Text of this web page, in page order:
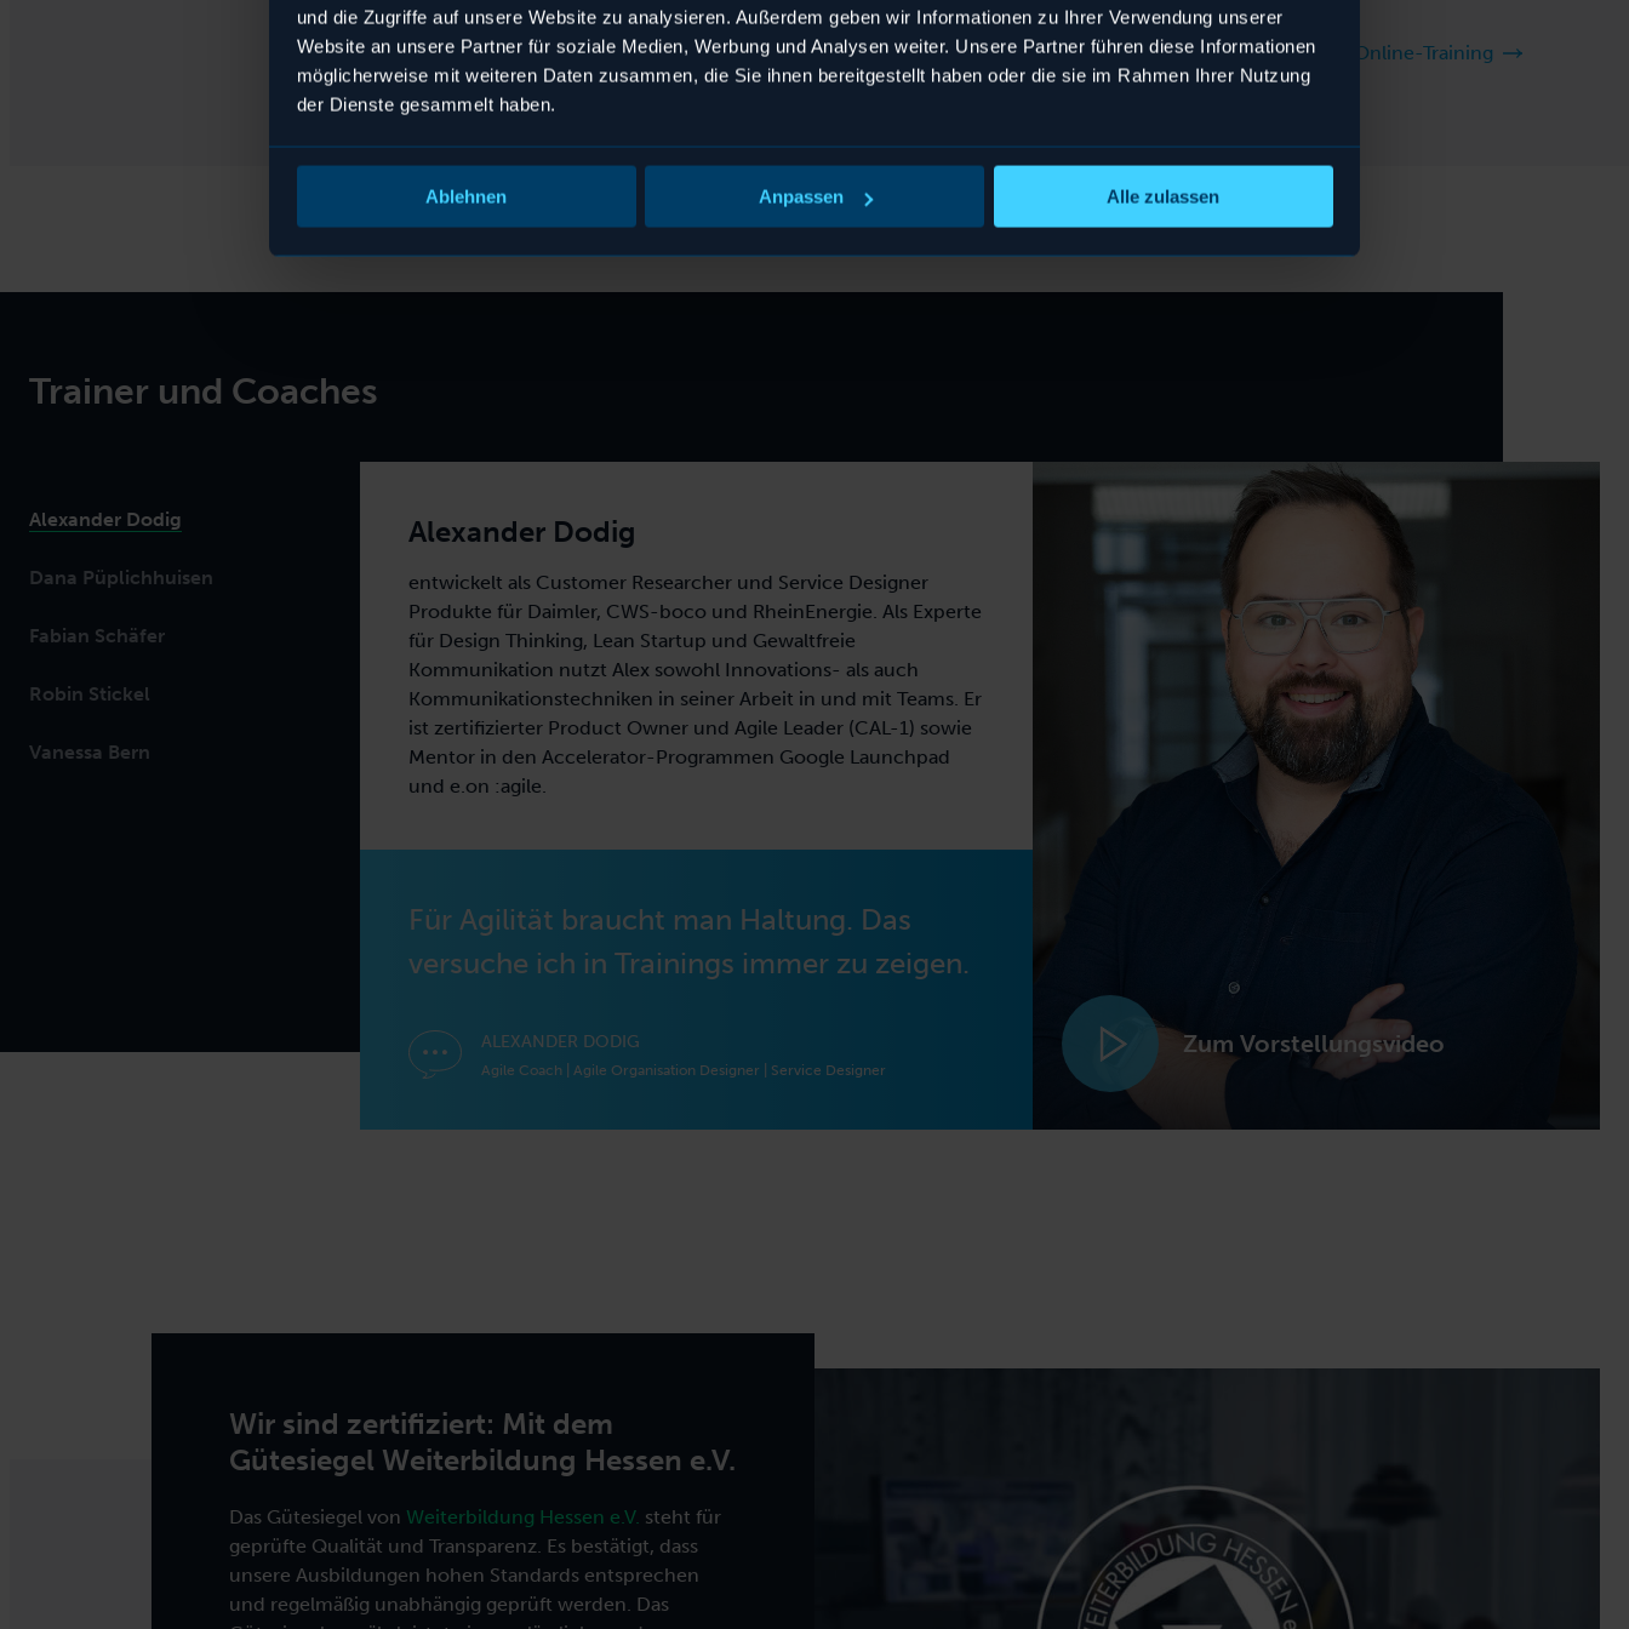
und die Zugriffe auf unsere Website zu analysieren. Außerdem geben wir Informationen zu Ihrer Verwendung unserer
Website an unsere Partner für soziale Medien, Werbung und Analysen weiter. Unsere Partner führen diese Informationen
möglicherweise mit weiteren Daten zusammen, die Sie ihnen bereitgestellt haben oder die sie im Rahmen Ihrer Nutzung
der Dienste gesammelt haben.
Ablehnen Anpassen Alle zulassen
anzusehen.
Zum Agile Leadership Training
Zum Agile Leadership Online-Training
Trainer und Coaches
Alexander Dodig
Dana Püplichhuisen
Fabian Schäfer
Robin Stickel
Vanessa Bern
Alexander Dodig
entwickelt als Customer Researcher und Service Designer
Produkte für Daimler, CWS-boco und RheinEnergie. Als Experte
für Design Thinking, Lean Startup und Gewaltfreie
Kommunikation nutzt Alex sowohl Innovations- als auch
Kommunikationstechniken in seiner Arbeit in und mit Teams. Er
ist zertifizierter Product Owner und Agile Leader (CAL-1) sowie
Mentor in den Accelerator-Programmen Google Launchpad
und e.on :agile.
Für Agilität braucht man Haltung. Das
versuche ich in Trainings immer zu zeigen.
ALEXANDER DODIG
Agile Coach | Agile Organisation Designer | Service Designer
Zum Vorstellungsvideo
Zum Vorstellungsvideo
Zum Vorstellungsvideo
Zum Vorstellungsvideo
Zum Vorstellungsvideo
Zum Vorstellungsvideo
anzusehen.
anzusehen.
anzusehen.
anzusehen.
anzusehen.
Wir sind zertifiziert: Mit dem
Gütesiegel Weiterbildung Hessen e.V.
Das Gütesiegel von Weiterbildung Hessen e.V. steht für
geprüfte Qualität und Transparenz. Es bestätigt, dass
unsere Ausbildungen hohen Standards entsprechen
und regelmäßig unabhängig geprüft werden. Das